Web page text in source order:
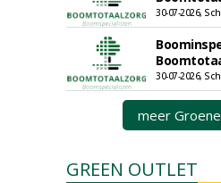
30-07-2026,
30-07-2026,
meer
GREEN OUTLET